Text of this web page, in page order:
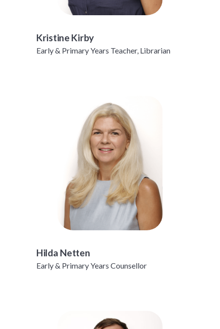
Kristine Kirby
Early & Primary Years Teacher, Librarian
Hilda Netten
Early & Primary Years Counsellor